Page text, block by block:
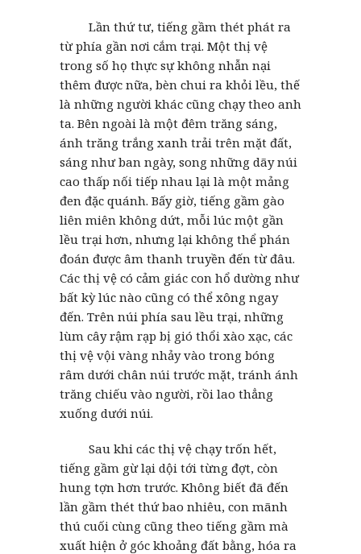
Lần thứ tư, tiếng gầm thét phát ra
từ phía gần nơi cắm trại. Một thị vệ
trong số họ thực sự không nhẫn nại
thêm được nữa, bèn chui ra khỏi lều, thế
là những người khác cũng chạy theo anh
ta. Bên ngoài là một đêm trăng sáng,
ánh trăng trắng xanh trải trên mặt đất,
sáng như ban ngày, song những dãy núi
cao thấp nối tiếp nhau lại là một mảng
đen đặc quánh. Bấy giờ, tiếng gầm gào
liên miên không dứt, mỗi lúc một gần
lều trại hơn, nhưng lại không thể phán
đoán được âm thanh truyền đến từ đâu.
Các thị vệ có cảm giác con hổ dường như
bất kỳ lúc nào cũng có thể xông ngay
đến. Trên núi phía sau lều trại, những
lùm cây rậm rạp bị gió thổi xào xạc, các
thị vệ vội vàng nhảy vào trong bóng
râm dưới chân núi trước mặt, tránh ánh
trăng chiếu vào người, rồi lao thẳng
xuống dưới núi.
Sau khi các thị vệ chạy trốn hết,
tiếng gầm gừ lại dội tới từng đợt, còn
hung tợn hơn trước. Không biết đã đến
lần gầm thét thứ bao nhiêu, con mãnh
thú cuối cùng cũng theo tiếng gầm mà
xuất hiện ở góc khoảng đất bằng, hóa ra